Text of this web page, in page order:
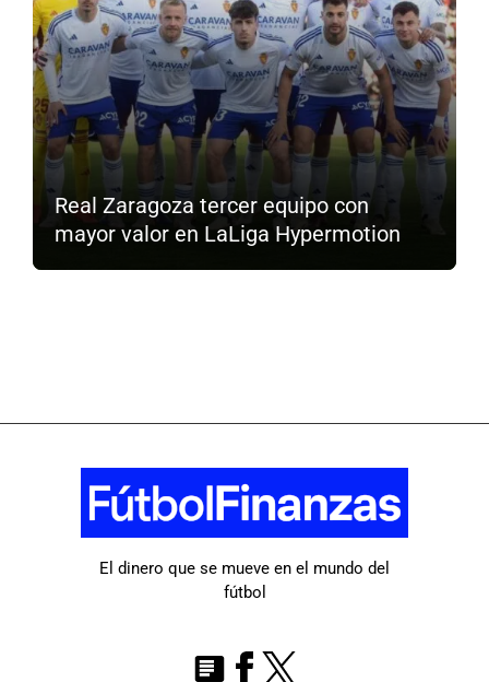
Real Zaragoza tercer equipo con
mayor valor en LaLiga Hypermotion
El dinero que se mueve en el mundo del
fútbol